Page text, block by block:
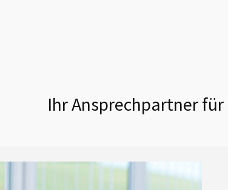
Ihr Ansprechpartner für